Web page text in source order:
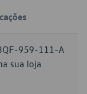
959-111-A
sua loja